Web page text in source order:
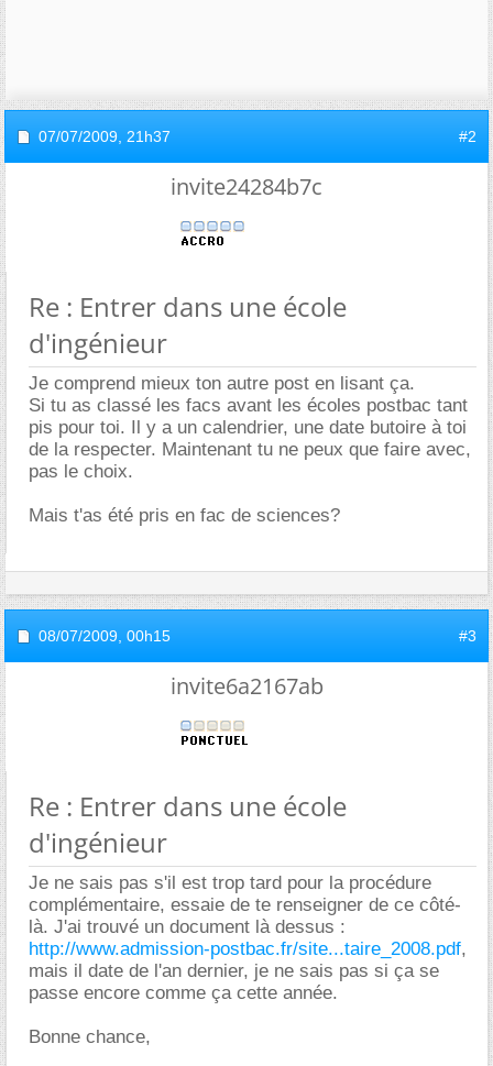
07/07/2009, 21h37 #2
invite24284b7c
Re : Entrer dans une école
d'ingénieur
Je comprend mieux ton autre post en lisant ça.
Si tu as classé les facs avant les écoles postbac tant
pis pour toi. Il y a un calendrier, une date butoire à toi
de la respecter. Maintenant tu ne peux que faire avec,
pas le choix.
Mais t'as été pris en fac de sciences?
08/07/2009, 00h15 #3
invite6a2167ab
Re : Entrer dans une école
d'ingénieur
Je ne sais pas s'il est trop tard pour la procédure
complémentaire, essaie de te renseigner de ce côté-
là. J'ai trouvé un document là dessus :
http://www.admission-postbac.fr/site...taire_2008.pdf,
mais il date de l'an dernier, je ne sais pas si ça se
passe encore comme ça cette année.
Bonne chance,